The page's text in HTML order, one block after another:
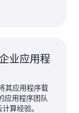
业应用程
其应用程序载
应用程序团队
算经验。